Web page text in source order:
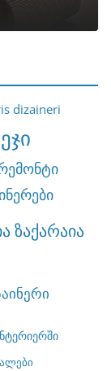
dizaineri
ზაქარაია